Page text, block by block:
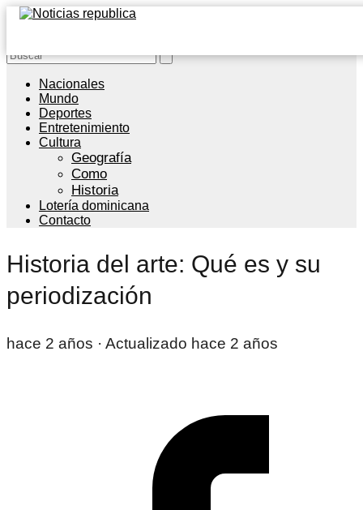
Nacionales
Mundo
Deportes
Entretenimiento
Cultura
Geografía
Como
Historia
Lotería dominicana
Contacto
Historia del arte: Qué es y su
periodización
hace 2 años · Actualizado hace 2 años